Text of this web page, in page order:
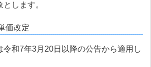
します。
価改定
和7年3月20日以降の公告から適用し